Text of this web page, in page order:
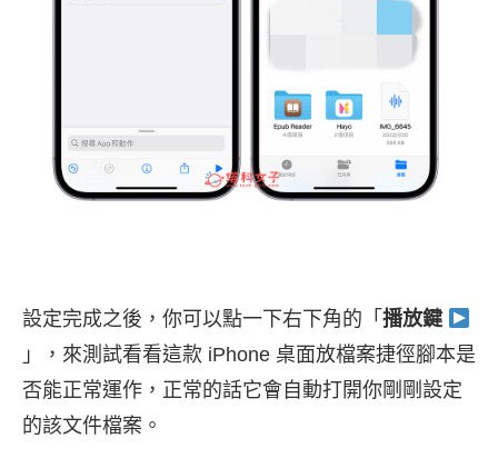
設定完成之後，你可以點一下右下角的「 播放鍵
」，來測試看看這款 iPhone 桌面放檔案捷徑腳本是
否能正常運作，正常的話它會自動打開你剛剛設定
的該文件檔案。